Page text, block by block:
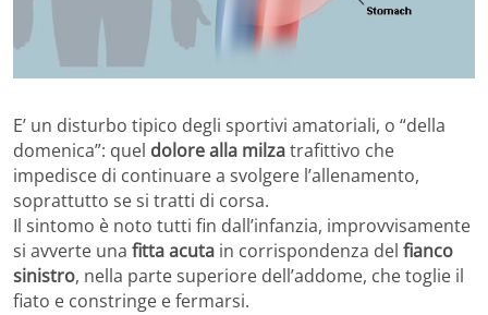
E’ un disturbo tipico degli sportivi amatoriali, o “della
domenica”: quel dolore alla milzatrafittivo che
impedisce di continuare a svolgere l’allenamento,
soprattutto se si tratti di corsa.
Il sintomo è noto tutti fin dall’infanzia, improvvisamente
si avverte una fitta acuta in corrispondenza del fianco
sinistro, nella parte superiore dell’addome, che toglie il
fiato e constringe e fermarsi.